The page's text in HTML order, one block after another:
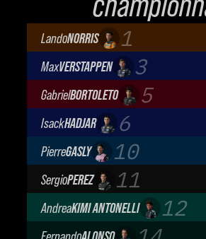
LandoNORRIS 1
McLaren Mastercard F1
MaxVERSTAPPEN 3
Oracle Red Bull Racing
GabrielBORTOLETO 5
Audi Revolut F1 Team
IsackHADJAR 6
Oracle Red Bull Racing
PierreGASLY 10
BWT Alpine Formula One
SergioPEREZ 11
Cadillac Formula 1 Team
AndreaKIMI ANTONELLI 12
Mercedes-AMG Petronas